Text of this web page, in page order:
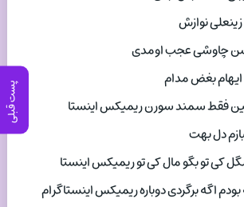
پست قبلی
نوازش
چاوشی عجب اومدی
ایهام بغض مدام
فقط سمند سورن ریمیکس اینستا
دل بهت
کی تو بگو مال کی تو ریمیکس اینستا
اگه برگردی دوباره ریمیکس اینستاگرام